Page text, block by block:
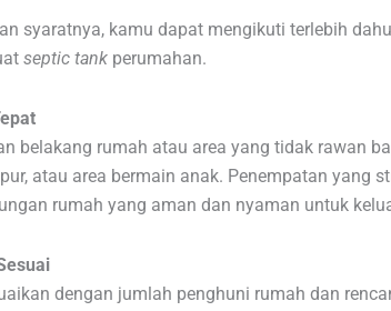
syaratnya, kamu dapat mengikuti terlebih
septic tank perumahan.
belakang rumah atau area yang tidak rawan
atau area bermain anak. Penempatan yang
rumah yang aman dan nyaman untuk
dengan jumlah penghuni rumah dan